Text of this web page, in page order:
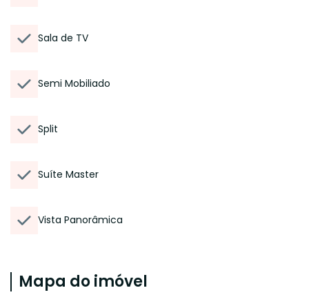
Sala de TV
Semi Mobiliado
Split
Suíte Master
Vista Panorâmica
Mapa do imóvel